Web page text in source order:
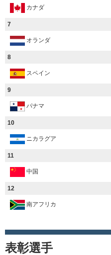
カナダ
7
オランダ
8
スペイン
9
パナマ
10
ニカラグア
11
中国
12
南アフリカ
表彰選手